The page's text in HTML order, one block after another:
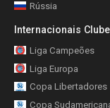
Rússia
Internacionais
Liga Campeões
Liga Europa
Copa Libertadores
Copa